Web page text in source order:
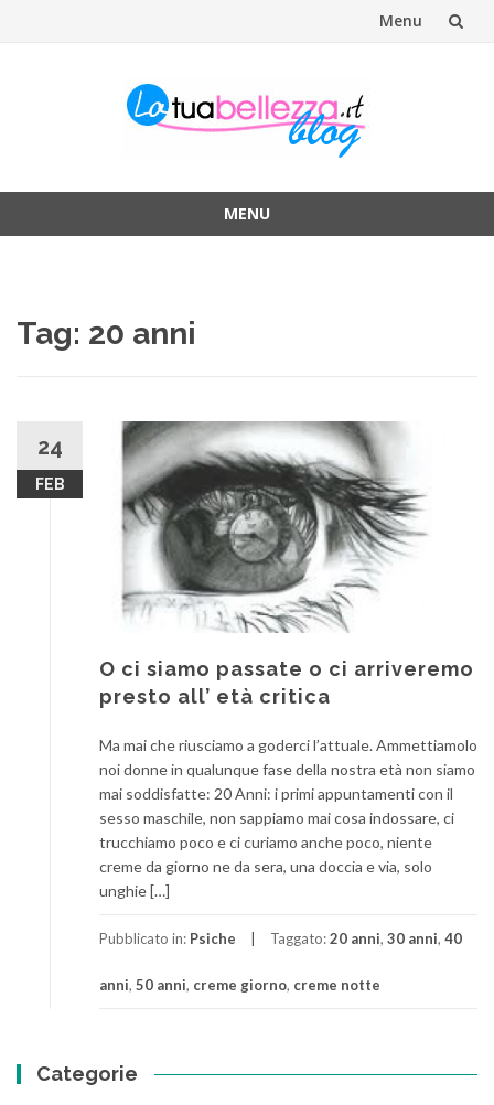
Menu
MENU
Tag: 20 anni
24
FEB
O ci siamo passate o ci arriveremo
presto all’ età critica
Ma mai che riusciamo a goderci l’attuale. Ammettiamolo
noi donne in qualunque fase della nostra età non siamo
mai soddisfatte: 20 Anni: i primi appuntamenti con il
sesso maschile, non sappiamo mai cosa indossare, ci
trucchiamo poco e ci curiamo anche poco, niente
creme da giorno ne da sera, una doccia e via, solo
unghie […]
Pubblicato in: Psiche Taggato:20 anni, 30 anni, 40
anni, 50 anni, creme giorno, creme notte
Categorie